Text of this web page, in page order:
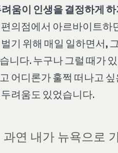
움이 인생을 결정하게
편의점에서 아르바이트하
벌기 위해 매일 일하면서,
니다. 누구나 그럴 때가
어디론가 훌쩍 떠나고
두려움도 있었습니다.
과연 내가 뉴욕으로